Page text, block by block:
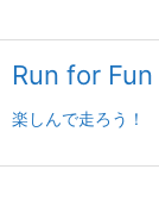
Run for Fun
楽しんで走ろう！